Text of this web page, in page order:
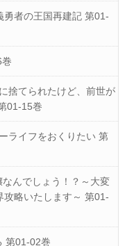
勇者の王国再建記 第01-
捨てられたけど、前世が
01-15巻
ライフをおくりたい 第
んでしょう！？～大変
攻略いたします～ 第01-
第01-02巻